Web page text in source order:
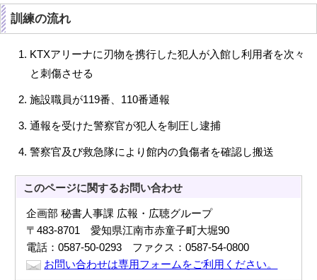
訓練の流れ
KTXアリーナに刃物を携行した犯人が入館し利用者を次々
と刺傷させる
施設職員が119番、110番通報
通報を受けた警察官が犯人を制圧し逮捕
警察官及び救急隊により館内の負傷者を確認し搬送
このページに関するお問い合わせ
企画部 秘書人事課 広報・広聴グループ
〒483-8701 愛知県江南市赤童子町大堀90
電話：0587-50-0293 ファクス：0587-54-0800
お問い合わせは専用フォームをご利用ください。